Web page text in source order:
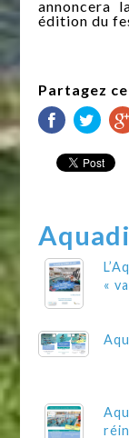
annoncera
édition du
Partagez
«